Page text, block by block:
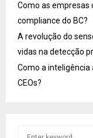
Como as empresas
compliance do BC?
A revolução do
vidas na detecção
Como a
CEOs?